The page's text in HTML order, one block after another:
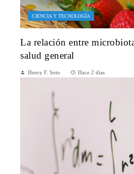
CIENCIA Y TECNOLOGÍA
La relación entre
salud general
Henry F. Soto Hace 2 días